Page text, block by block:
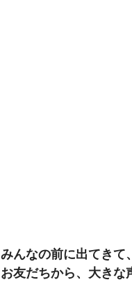
みんなの前に出てきて
お友だちから、大きな